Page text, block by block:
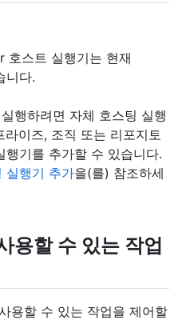
스트 실행기는 현재
니다.
행하려면 자체 호스팅 실행
이즈, 조직 또는 리포지토
기를 추가할 수 있습니다.
실행기 추가을(를) 참조하세
용할 수 있는 작업
용할 수 있는 작업을 제어할